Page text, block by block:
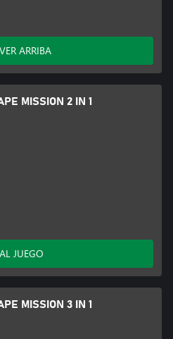
ARRIBA
MISSION 2 IN 1
JUEGO
MISSION 3 IN 1